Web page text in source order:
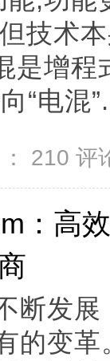
技术
是增程
“电混
210 评
：高
断发
的变